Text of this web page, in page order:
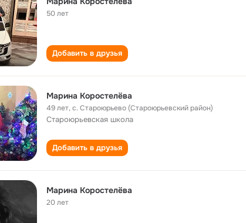
50 лет
Добавить в друзья
Марина Коростелёва
49 лет,с. Староюрьево (Староюрьевский район)
Староюрьевская школа
Добавить в друзья
Марина Коростелёва
20 лет